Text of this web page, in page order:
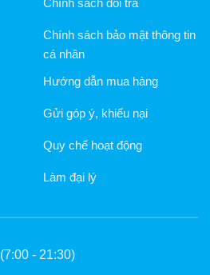
Chính sách đổi trả
Chính sách bảo mật thông tin
cá nhân
Hướng dẫn mua hàng
Gửi góp ý, khiếu nại
Quy chế hoạt động
Làm đại lý
(7:00 - 21:30)